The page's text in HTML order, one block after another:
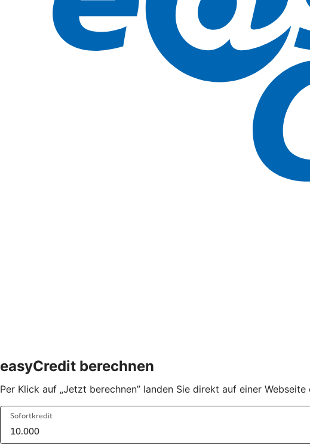
easyCredit berechnen
Per Klick auf „Jetzt berechnen” landen Sie direkt auf einer